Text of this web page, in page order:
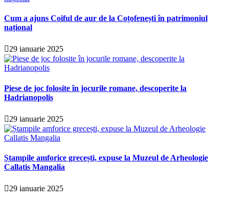
Cum a ajuns Coiful de aur de la Coțofenești în patrimoniul
național
29 ianuarie 2025
Piese de joc folosite în jocurile romane, descoperite la
Hadrianopolis
29 ianuarie 2025
Ștampile amforice grecești, expuse la Muzeul de Arheologie
Callatis Mangalia
29 ianuarie 2025